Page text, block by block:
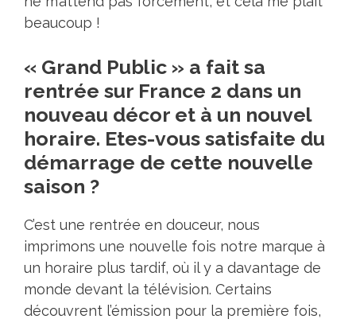
beaucoup !
« Grand Public » a fait sa
rentrée sur France 2 dans un
nouveau décor et à un nouvel
horaire. Etes-vous satisfaite du
démarrage de cette nouvelle
saison ?
C’est une rentrée en douceur, nous
imprimons une nouvelle fois notre marque à
un horaire plus tardif, où il y a davantage de
monde devant la télévision. Certains
découvrent l’émission pour la première fois,